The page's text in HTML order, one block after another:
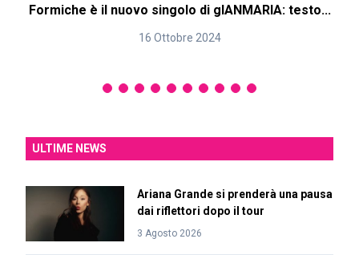
Formiche è il nuovo singolo di gIANMARIA: testo...
16 Ottobre 2024
ULTIME NEWS
Ariana Grande si prenderà una pausa
dai riflettori dopo il tour
3 Agosto 2026